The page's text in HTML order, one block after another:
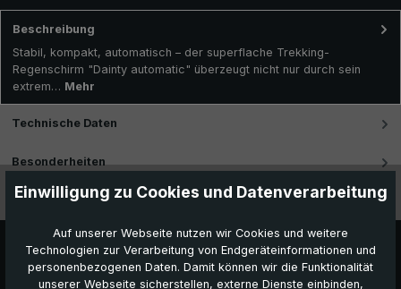
Beschreibung
Stabil, kompakt, automatisch – der superflache Trekking-
Regenschirm "Dainty automatic" überzeugt nicht nur durch sein
extrem… Mehr
Technische Daten
Besonderheiten
Videos
Einwilligung zu Cookies und Datenverarbeitung
Auf unserer Webseite nutzen wir Cookies und weitere
Technologien zur Verarbeitung von Endgeräteinformationen und
personenbezogenen Daten. Damit können wir die Funktionalität
unserer Webseite sicherstellen, externe Dienste einbinden,